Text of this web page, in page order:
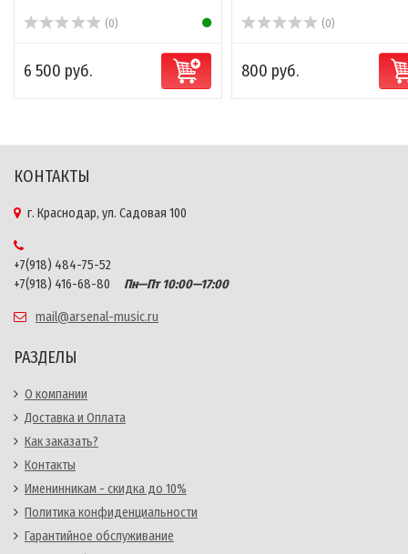
(0)
6 500 руб.
(0)
800 руб.
КОНТАКТЫ
г. Краснодар, ул. Садовая 100
+7(918) 484-75-52
+7(918) 416-68-80
Пн—Пт 10:00—17:00
mail@arsenal-music.ru
РАЗДЕЛЫ
О компании
Доставка и Оплата
Как заказать?
Контакты
Именинникам - скидка до 10%
Политика конфиденциальности
Гарантийное обслуживание